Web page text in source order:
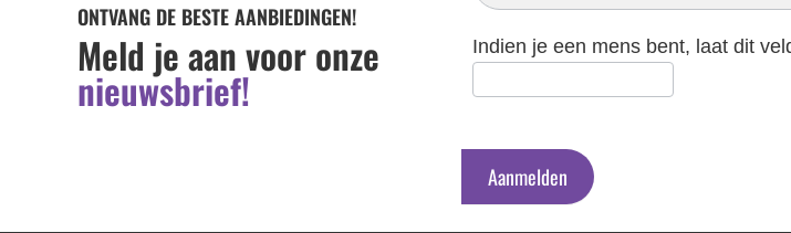
ONTVANG DE BESTE AANBIEDINGEN!
Meld je aan voor onze
nieuwsbrief!
Indien je een mens bent, laat dit
Aanmelden